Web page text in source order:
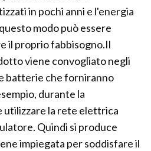
in pochi anni e l'energia
modo può essere
il proprio fabbisogno.Il
viene convogliato negli
batterie che forniranno
durante la
la rete elettrica
Quindi si produce
impiegata per soddisfare il